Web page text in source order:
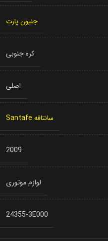
جنیون پارت
کره جنوبی
اصلی
سانتافه Santafe
2009
لوازم موتوری
24355-3E000